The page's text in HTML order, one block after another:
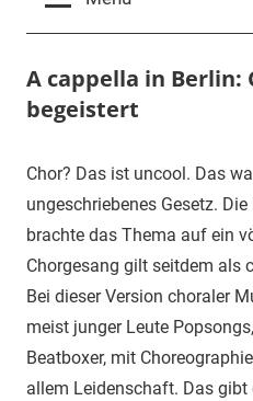
Y
A cappella in Berlin:
begeistert
27.
Dezember
2015
terminal-
y
Urbi
et
orbi
Chor? Das ist uncool. Das
ungeschriebenes Gesetz. Die
brachte das Thema auf ein
Chorgesang gilt seitdem als
Bei dieser Version choraler
meist junger Leute
Beatboxer, mit
allem Leidenschaft. Das